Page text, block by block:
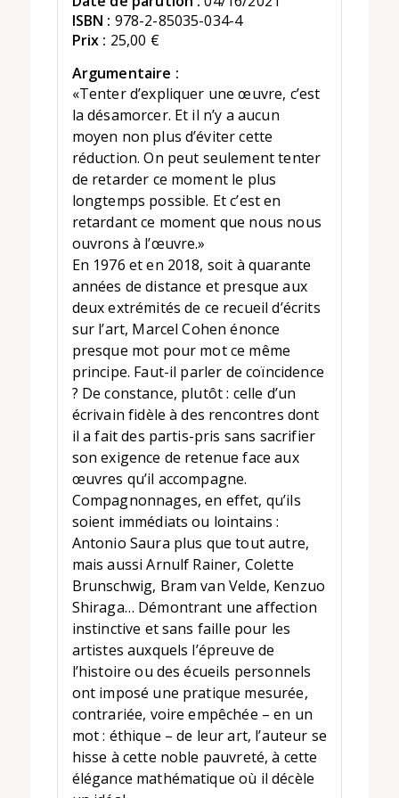
ISBN : 978-2-85035-034-4
Prix : 25,00 €
Argumentaire :
«Tenter d’expliquer une œuvre, c’est
la désamorcer. Et il n’y a aucun
moyen non plus d’éviter cette
réduction. On peut seulement tenter
de retarder ce moment le plus
longtemps possible. Et c’est en
retardant ce moment que nous nous
ouvrons à l’œuvre.»
En 1976 et en 2018, soit à quarante
années de distance et presque aux
deux extrémités de ce recueil d’écrits
sur l’art, Marcel Cohen énonce
presque mot pour mot ce même
principe. Faut-il parler de coïncidence
? De constance, plutôt : celle d’un
écrivain fidèle à des rencontres dont
il a fait des partis-pris sans sacrifier
son exigence de retenue face aux
œuvres qu’il accompagne.
Compagnonnages, en effet, qu’ils
soient immédiats ou lointains :
Antonio Saura plus que tout autre,
mais aussi Arnulf Rainer, Colette
Brunschwig, Bram van Velde, Kenzuo
Shiraga… Démontrant une affection
instinctive et sans faille pour les
artistes auxquels l’épreuve de
l’histoire ou des écueils personnels
ont imposé une pratique mesurée,
contrariée, voire empêchée – en un
mot : éthique – de leur art, l’auteur se
hisse à cette noble pauvreté, à cette
élégance mathématique où il décèle